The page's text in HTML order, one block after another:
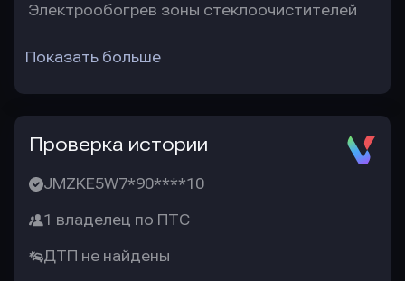
Электрообогрев зоны стеклоочистителей
Показать больше
Проверка истории
JMZKE5W7*90****10
1 владелец по ПТС
ДТП не найдены